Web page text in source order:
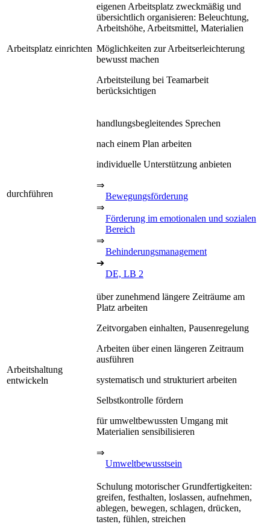
Arbeitsplatz einrichten
eigenen Arbeitsplatz zweckmäßig und
übersichtlich organisieren: Beleuchtung,
Arbeitshöhe, Arbeitsmittel, Materialien
Möglichkeiten zur Arbeitserleichterung
bewusst machen
Arbeitsteilung bei Teamarbeit
berücksichtigen
durchführen
handlungsbegleitendes Sprechen
nach einem Plan arbeiten
individuelle Unterstützung anbieten
⇒
Bewegungsförderung
⇒
Förderung im emotionalen und sozialen
Bereich
⇒
Behinderungsmanagement
➔
DE, LB 2
Arbeitshaltung
entwickeln
über zunehmend längere Zeiträume am
Platz arbeiten
Zeitvorgaben einhalten, Pausenregelung
Arbeiten über einen längeren Zeitraum
ausführen
systematisch und strukturiert arbeiten
Selbstkontrolle fördern
für umweltbewussten Umgang mit
Materialien sensibilisieren
⇒
Umweltbewusstsein
Schulung motorischer Grundfertigkeiten:
greifen, festhalten, loslassen, aufnehmen,
ablegen, bewegen, schlagen, drücken,
tasten, fühlen, streichen